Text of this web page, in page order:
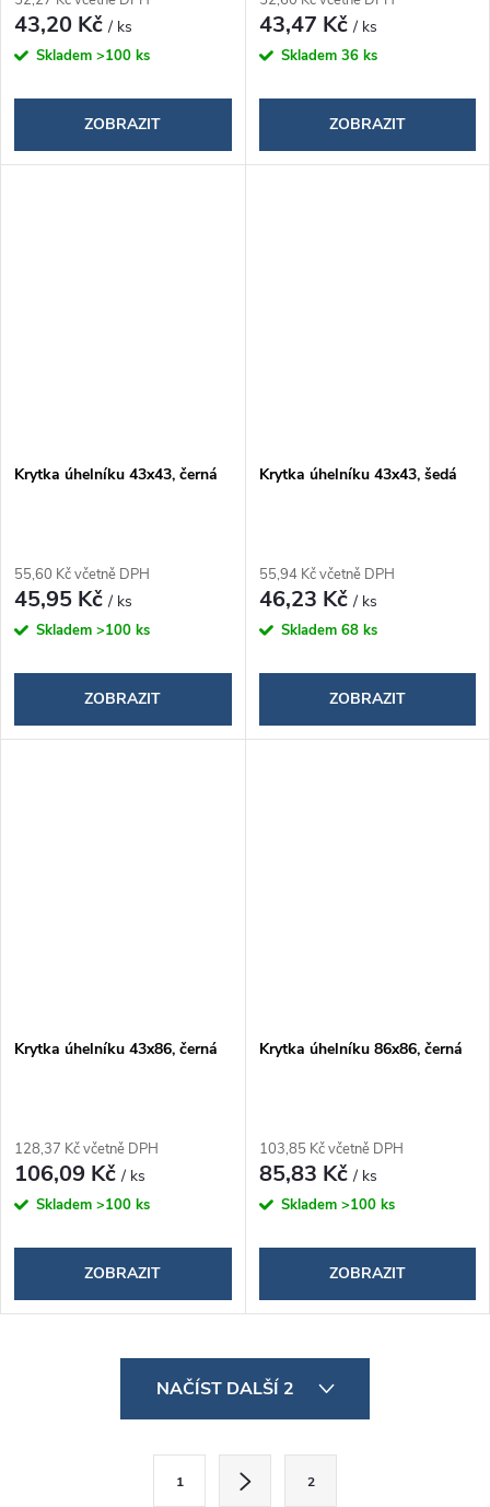
43,20 Kč/ ks
Skladem >100 ks
ZOBRAZIT
43,47 Kč/ ks
Skladem 36 ks
ZOBRAZIT
Krytka úhelníku 43x43, černá
55,60 Kč včetně DPH
45,95 Kč/ ks
Skladem >100 ks
ZOBRAZIT
Krytka úhelníku 43x43, šedá
55,94 Kč včetně DPH
46,23 Kč/ ks
Skladem 68 ks
ZOBRAZIT
Krytka úhelníku 43x86, černá
128,37 Kč včetně DPH
106,09 Kč/ ks
Skladem >100 ks
ZOBRAZIT
Krytka úhelníku 86x86, černá
103,85 Kč včetně DPH
85,83 Kč/ ks
Skladem >100 ks
ZOBRAZIT
NAČÍST DALŠÍ 2
1 2